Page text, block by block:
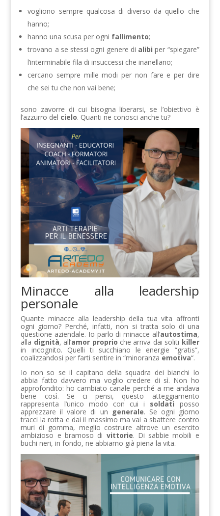
vogliono sempre qualcosa di diverso da quello che
hanno;
hanno una scusa per ogni fallimento;
trovano a se stessi ogni genere di alibi per “spiegare”
l’interminabile fila di insuccessi che inanellano;
cercano sempre mille modi per non fare e per dire
che sei tu che non vai bene;
sono zavorre di cui bisogna liberarsi, se l’obiettivo è
l’azzurro del cielo. Quanti ne conosci anche tu?
Minacce alla leadership
personale
Quante minacce alla leadership della tua vita affronti
ogni giorno? Perché, infatti, non si tratta solo di una
questione aziendale. Io parlo di minacce all’autostima,
alla dignità, all’amor proprio che arriva dai soliti killer
in incognito. Quelli ti succhiano le energie “gratis”,
coalizzandosi per farti sentire in “minoranza emotiva“.
Io non so se il capitano della squadra dei bianchi lo
abbia fatto davvero ma voglio credere di sì. Non ho
approfondito: ho cambiato canale perché a me andava
bene così. Se ci pensi, questo atteggiamento
rappresenta l’unico modo con cui i soldati posso
apprezzare il valore di un generale. Se ogni giorno
tracci la rotta e dai il massimo ma vai a sbattere contro
muri di gomma, meglio costruire altrove un esercito
ambizioso e bramoso di vittorie. Di sabbie mobili e
buchi neri, in fondo, ne abbiamo già piena la vita.